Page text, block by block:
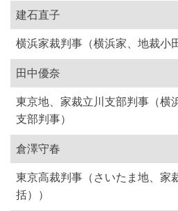
建石直子
横浜家裁判事（横浜家、地裁小
田中優奈
東京地、家裁立川支部判事（横
支部判事）
倉澤守春
東京高裁判事（さいたま地、家
括））